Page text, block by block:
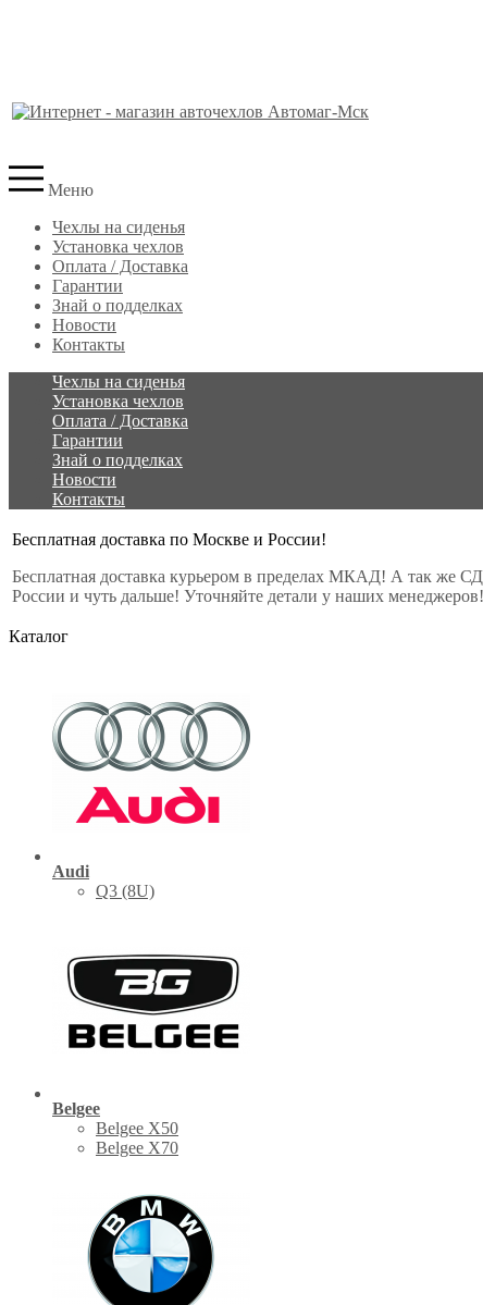
Меню
Чехлы на сиденья
Установка чехлов
Оплата / Доставка
Гарантии
Знай о подделках
Новости
Контакты
Чехлы на сиденья
Установка чехлов
Оплата / Доставка
Гарантии
Знай о подделках
Новости
Контакты
Бесплатная доставка по Москве и России!
Бесплатная доставка курьером в пределах МКАД! А так же
России и чуть дальше! Уточняйте детали у наших менеджеров!
Каталог
Audi
Q3 (8U)
Belgee
Belgee X50
Belgee X70